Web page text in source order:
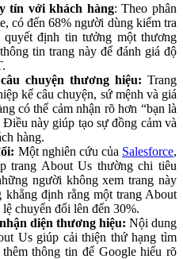
tín với khách hàng: Theo phân
có đến 68% người dùng kiểm tra
định tin tưởng một thương
tin trang này để đánh giá độ
chuyện thương hiệu: Trang
kể câu chuyện, sứ mệnh và giá
có thể cảm nhận rõ hơn “bạn là
này giúp tạo sự đồng cảm và
hàng.
Một nghiên cứu của Salesforce,
trang About Us thường chi tiêu
người không xem trang này
khẳng định rằng một trang About
chuyển đổi lên đến 30%.
diện thương hiệu: Nội dung
Us giúp cải thiện thứ hạng tìm
thông tin để Google hiểu rõ